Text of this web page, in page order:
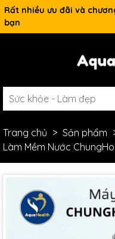
Rất nhiều ưu đãi và
bạn
Trang chủ Sản phẩm
Làm Mềm Nước